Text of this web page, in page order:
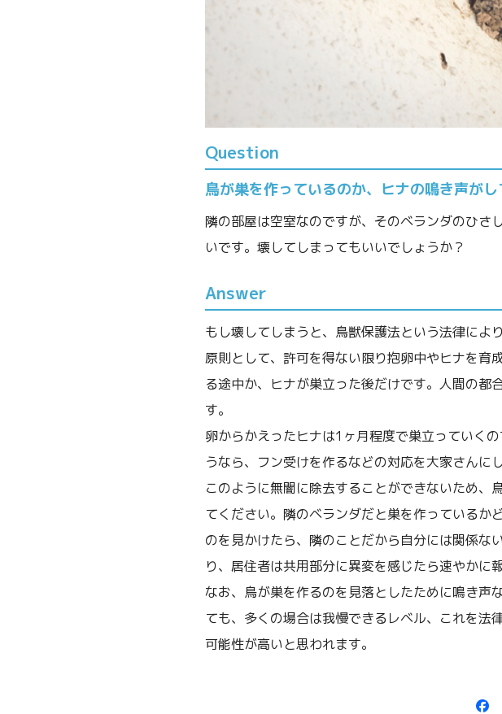
鳥が巣を作っているのか、ヒナの鳴き声が
Question
隣の部屋は空室なのですが、そのベランダのひさ
いです。壊してしまってもいいでしょうか？
Answer
もし壊してしまうと、鳥獣保護法という法律によ
原則として、許可を得ない限り抱卵中やヒナを育
る途中か、ヒナが巣立った後だけです。人間の都
す。
卵からかえったヒナは1ヶ月程度で巣立っていく
うなら、フン受けを作るなどの対応を大家さんに
このように無闇に除去することができないため、
てください。隣のベランダだと巣を作っているか
のを見かけたら、隣のことだから自分には関係な
り、居住者は共用部分に異変を感じたら速やかに
なお、鳥が巣を作るのを見落としたために鳴き声
ても、多くの場合は我慢できるレベル、これを法
可能性が高いと思われます。